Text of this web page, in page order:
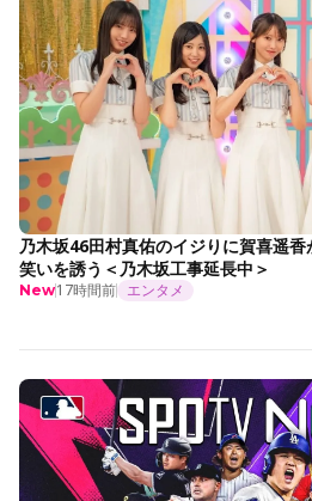
乃木坂46田村真佑のイジりに賀喜遥
笑いを誘う＜乃木坂工事延長中＞
New17時間前 エンタメ